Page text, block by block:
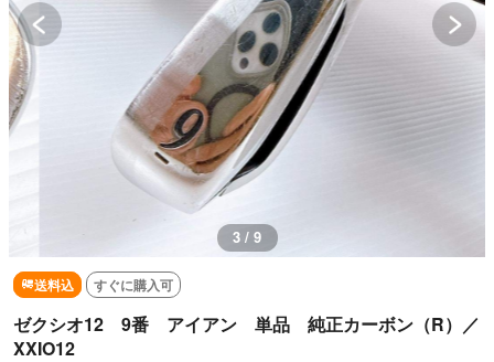
3 / 9
送料込 すぐに購入可
ゼクシオ12 9番 アイアン 単品 純正カーボン（R）／
XXIO12